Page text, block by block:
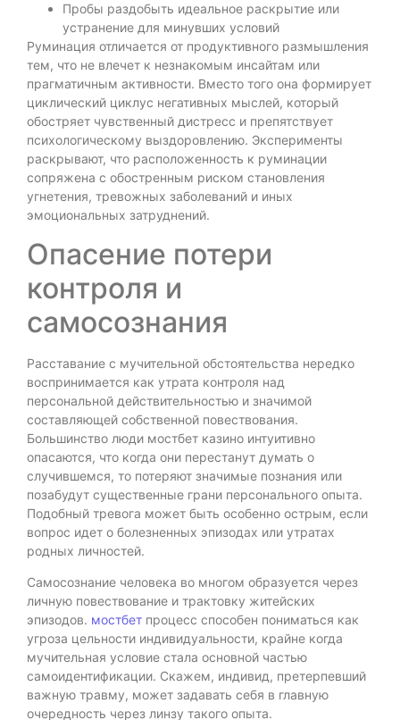
Пробы раздобыть идеальное раскрытие или
устранение для минувших условий
Руминация отличается от продуктивного размышления
тем, что не влечет к незнакомым инсайтам или
прагматичным активности. Вместо того она формирует
циклический циклус негативных мыслей, который
обостряет чувственный дистресс и препятствует
психологическому выздоровлению. Эксперименты
раскрывают, что расположенность к руминации
сопряжена с обостренным риском становления
угнетения, тревожных заболеваний и иных
эмоциональных затруднений.
Опасение потери
контроля и
самосознания
Расставание с мучительной обстоятельства нередко
воспринимается как утрата контроля над
персональной действительностью и значимой
составляющей собственной повествования.
Большинство люди мостбет казино интуитивно
опасаются, что когда они перестанут думать о
случившемся, то потеряют значимые познания или
позабудут существенные грани персонального опыта.
Подобный тревога может быть особенно острым, если
вопрос идет о болезненных эпизодах или утратах
родных личностей.
Самосознание человека во многом образуется через
личную повествование и трактовку житейских
эпизодов. мостбет процесс способен пониматься как
угроза цельности индивидуальности, крайне когда
мучительная условие стала основной частью
самоидентификации. Скажем, индивид, претерпевший
важную травму, может задавать себя в главную
очередность через линзу такого опыта.